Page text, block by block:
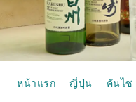
หน้าแรก ญี่ปุ่น คันไซ